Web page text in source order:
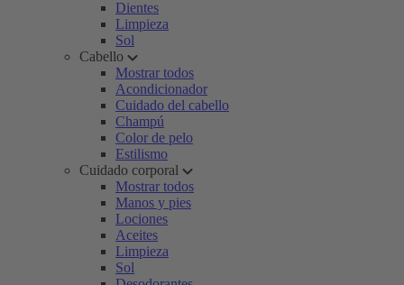
Dientes
Limpieza
Sol
Cabello
Mostrar todos
Acondicionador
Cuidado del cabello
Champú
Color de pelo
Estilismo
Cuidado corporal
Mostrar todos
Manos y pies
Lociones
Aceites
Limpieza
Sol